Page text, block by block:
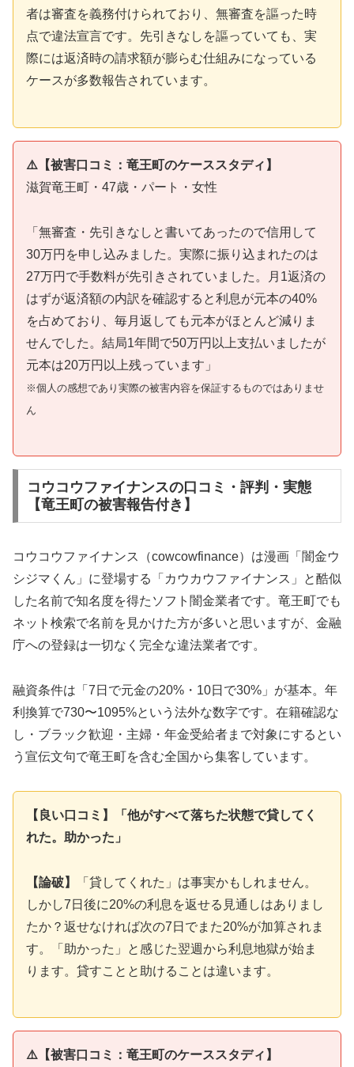
者は審査を義務付けられており、無審査を謳った時
点で違法宣言です。先引きなしを謳っていても、実
際には返済時の請求額が膨らむ仕組みになっている
ケースが多数報告されています。
⚠️【被害口コミ：竜王町のケーススタディ】
滋賀竜王町・47歳・パート・女性
「無審査・先引きなしと書いてあったので信用して
30万円を申し込みました。実際に振り込まれたのは
27万円で手数料が先引きされていました。月1返済の
はずが返済額の内訳を確認すると利息が元本の40%
を占めており、毎月返しても元本がほとんど減りま
せんでした。結局1年間で50万円以上支払いましたが
元本は20万円以上残っています」
※個人の感想であり実際の被害内容を保証するものではありませ
ん
コウコウファイナンスの口コミ・評判・実態
【竜王町の被害報告付き】
コウコウファイナンス（cowcowfinance）は漫画「闇金ウ
シジマくん」に登場する「カウカウファイナンス」と酷似
した名前で知名度を得たソフト闇金業者です。竜王町でも
ネット検索で名前を見かけた方が多いと思いますが、金融
庁への登録は一切なく完全な違法業者です。
融資条件は「7日で元金の20%・10日で30%」が基本。年
利換算で730〜1095%という法外な数字です。在籍確認な
し・ブラック歓迎・主婦・年金受給者まで対象にするとい
う宣伝文句で竜王町を含む全国から集客しています。
【良い口コミ】「他がすべて落ちた状態で貸してく
れた。助かった」
【論破】
「貸してくれた」は事実かもしれません。
しかし7日後に20%の利息を返せる見通しはありまし
たか？返せなければ次の7日でまた20%が加算されま
す。「助かった」と感じた翌週から利息地獄が始ま
ります。貸すことと助けることは違います。
⚠️【被害口コミ：竜王町のケーススタディ】